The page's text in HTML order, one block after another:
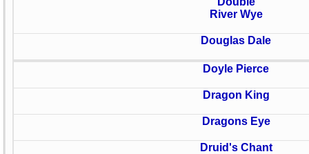
River Wye
Douglas Dale
Doyle Pierce
Dragon King
Dragons Eye
Druid's Chant